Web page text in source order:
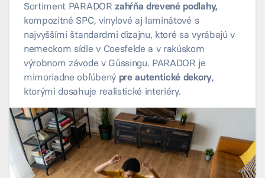
Sortiment PARADORzahŕňa drevené podlahy,
kompozitné SPC, vinylové aj laminátové s
najvyššími štandardmi dizajnu, ktoré sa vyrábajú v
nemeckom sídle v Coesfelde a v rakúskom
výrobnom závode v Güssingu. PARADOR je
mimoriadne obľúbený pre autentické dekory,
ktorými dosahuje realistické interiéry.